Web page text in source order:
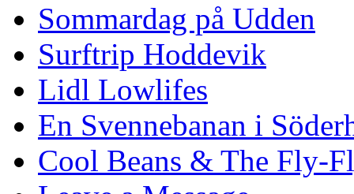
Sommardag på Udden
Surftrip Hoddevik
Lidl Lowlifes
En Svennebanan i
Cool Beans & The Fly-